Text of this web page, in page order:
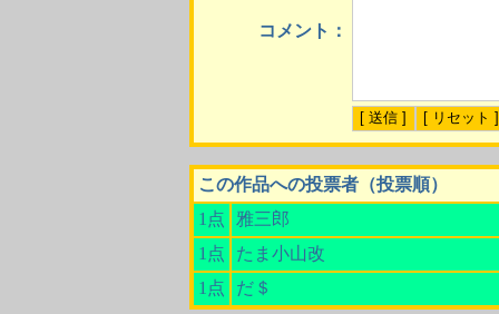
コメント：
この作品への投票者（投票順）
1点
雅三郎
1点
たま小山改
1点
だ＄